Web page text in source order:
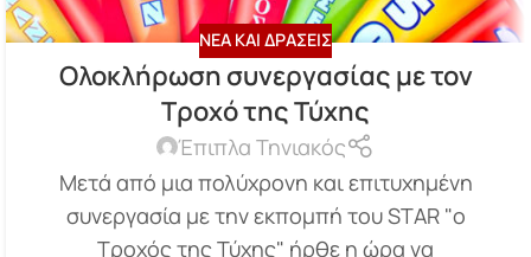
ΝΈΑ ΚΑΙ ΔΡΆΣΕΙΣ
Ολοκλήρωση συνεργασίας με τον
Τροχό της Τύχης
Έπιπλα Τηνιακός
Μετά από μια πολύχρονη και επιτυχημένη
συνεργασία με την εκπομπή του STAR "ο
Τροχός της Τύχης" ήρθε η ώρα να